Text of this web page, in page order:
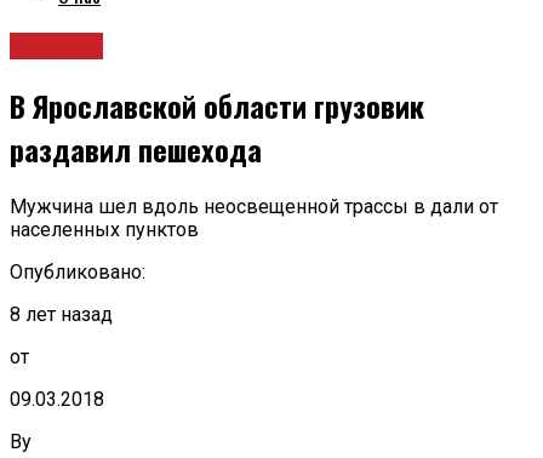
В Ярославской области грузовик
раздавил пешехода
Мужчина шел вдоль неосвещенной трассы в дали от
населенных пунктов
Опубликовано:
8 лет назад
от
09.03.2018
By